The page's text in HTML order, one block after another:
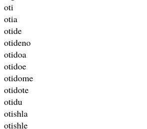
oti
otia
otide
otideno
otidoa
otidoe
otidome
otidote
otidu
otishla
otishle